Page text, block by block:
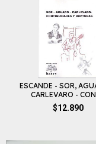
ESCANDE - SOR,
CARLEVARO -
$12.890